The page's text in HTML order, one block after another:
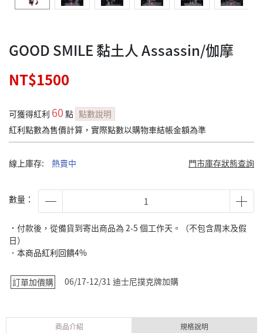
GOOD SMILE 黏土人 Assassin/伽摩
NT$1500
可獲得紅利 60 點 點數說明
紅利點數為售價計算，實際點數以購物車結帳金額為準
線上庫存: 熱賣中 門市庫存狀態查詢
數量：
˙付款後，從備貨到寄出商品為 2-5 個工作天。（不包含周末及假
日）
．本商品紅利回饋4%
訂單加價購 06/17-12/31 迪士尼撲克牌加購
商品介紹 規格說明